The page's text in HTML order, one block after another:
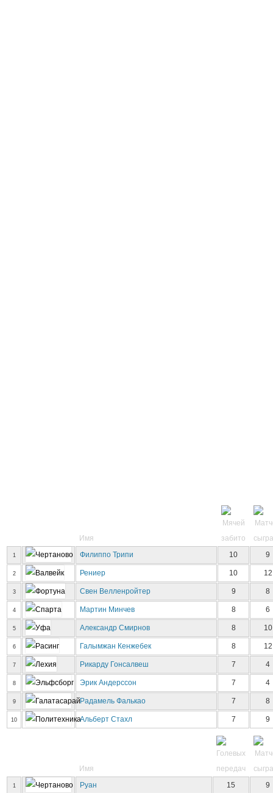
Имя
1 Филиппо Трипи 10 9
2 Рениер 10 12
3 Свен Велленройтер 9 8
4 Мартин Минчев 8 6
5 Александр Смирнов 8 10
6 Галымжан Кенжебек 8 12
7 Рикарду Гонсалвеш 7 4
8 Эрик Андерссон 7 4
9 Радамель Фалькао 7 8
10 Альберт Стахл 7 9
Имя
1 Руан 15 9